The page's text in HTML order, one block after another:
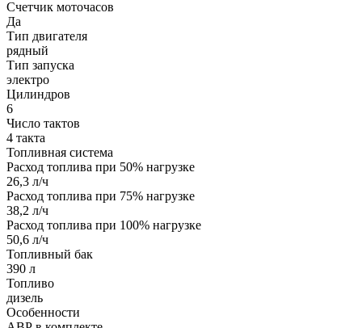
Счетчик моточасов
Да
Тип двигателя
рядный
Тип запуска
электро
Цилиндров
6
Число тактов
4 такта
Топливная система
Расход топлива при 50% нагрузке
26,3 л/ч
Расход топлива при 75% нагрузке
38,2 л/ч
Расход топлива при 100% нагрузке
50,6 л/ч
Топливный бак
390 л
Топливо
дизель
Особенности